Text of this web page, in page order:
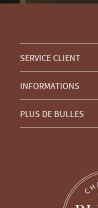
SERVICE CLIENT
INFORMATIONS
PLUS DE BULLES